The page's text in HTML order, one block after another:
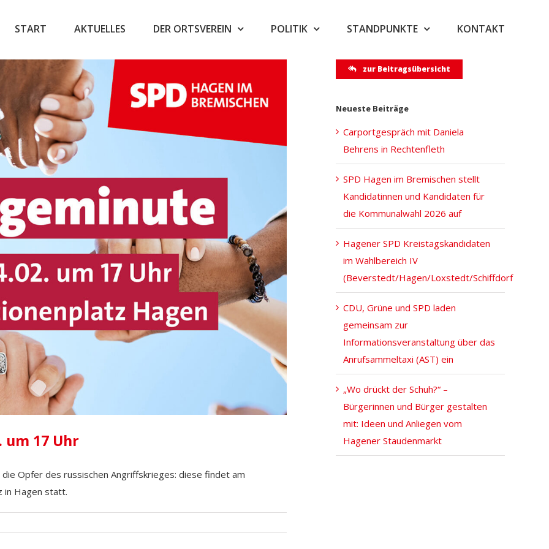
START AKTUELLES DER ORTSVEREIN POLITIK STANDPUNKTE KONTAKT
um 17 Uhr
Opfer des russischen Angriffskrieges: diese findet am
in Hagen statt.
zur Beitragsübersicht
Neueste Beiträge
Carportgespräch mit Daniela
Behrens in Rechtenfleth
SPD Hagen im Bremischen stellt
Kandidatinnen und Kandidaten für
die Kommunalwahl 2026 auf
Hagener SPD Kreistagskandidaten
im Wahlbereich IV
(Beverstedt/Hagen/Loxstedt/Schiffdorf
CDU, Grüne und SPD laden
gemeinsam zur
Informationsveranstaltung über das
Anrufsammeltaxi (AST) ein
„Wo drückt der Schuh?“ –
Bürgerinnen und Bürger gestalten
mit: Ideen und Anliegen vom
Hagener Staudenmarkt